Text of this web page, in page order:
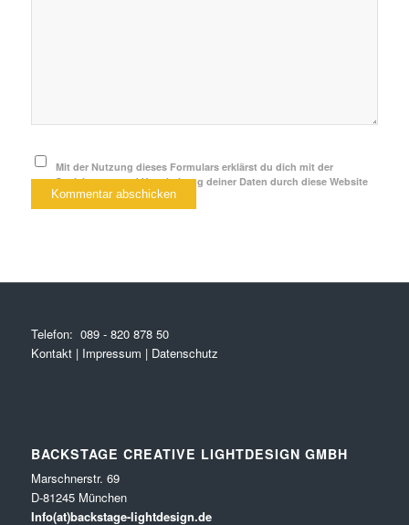
Mit der Nutzung dieses Formulars erklärst du dich mit der
Speicherung und Verarbeitung deiner Daten durch diese Website
einverstanden.*
Telefon: 089 - 820 878 50
Kontakt| Impressum | Datenschutz
BACKSTAGE CREATIVE LIGHTDESIGN GMBH
Marschnerstr. 69
D-81245 München
Info(at)backstage-lightdesign.de